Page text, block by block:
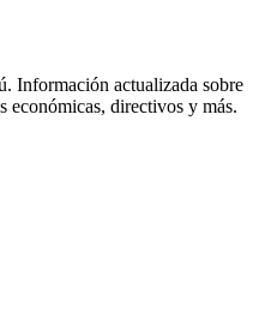
Información actualizada sobre
económicas, directivos y más.